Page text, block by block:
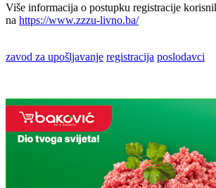
Više informacija o postupku registracije
na https://www.zzzu-livno.ba/
zavod za upošljavanje registracija poslodavci